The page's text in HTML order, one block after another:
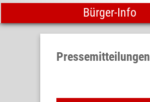
Bürger-Info
Pressemitteilungen